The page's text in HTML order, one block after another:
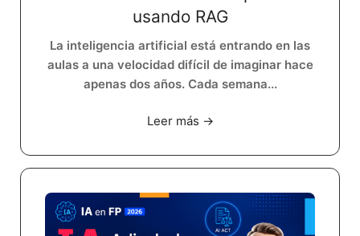
usando RAG
La inteligencia artificial está entrando en las
aulas a una velocidad difícil de imaginar hace
apenas dos años. Cada semana...
Leer más →